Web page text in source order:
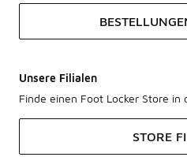
Unsere Filialen
Finde einen Foot Locker Store in
STORE